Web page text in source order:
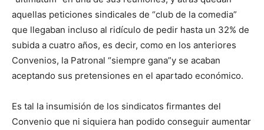
aquellas peticiones sindicales de “club de la comedia”
que llegaban incluso al ridículo de pedir hasta un 32% de
subida a cuatro años, es decir, como en los anteriores
Convenios, la Patronal “siempre gana”y se acaban
aceptando sus pretensiones en el apartado económico.
Es tal la insumisión de los sindicatos firmantes del
Convenio que ni siquiera han podido conseguir aumentar